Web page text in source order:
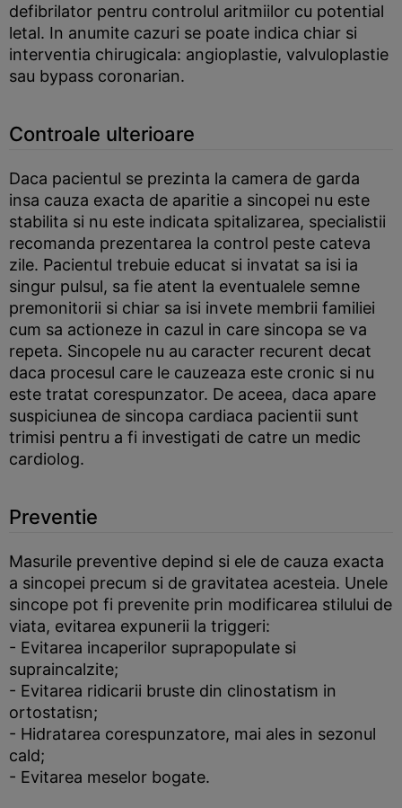
defibrilator pentru controlul aritmiilor cu potential
letal. In anumite cazuri se poate indica chiar si
interventia chirugicala: angioplastie, valvuloplastie
sau bypass coronarian.
Controale ulterioare
Daca pacientul se prezinta la camera de garda
insa cauza exacta de aparitie a sincopei nu este
stabilita si nu este indicata spitalizarea, specialistii
recomanda prezentarea la control peste cateva
zile. Pacientul trebuie educat si invatat sa isi ia
singur pulsul, sa fie atent la eventualele semne
premonitorii si chiar sa isi invete membrii familiei
cum sa actioneze in cazul in care sincopa se va
repeta. Sincopele nu au caracter recurent decat
daca procesul care le cauzeaza este cronic si nu
este tratat corespunzator. De aceea, daca apare
suspiciunea de sincopa cardiaca pacientii sunt
trimisi pentru a fi investigati de catre un medic
cardiolog.
Preventie
Masurile preventive depind si ele de cauza exacta
a sincopei precum si de gravitatea acesteia. Unele
sincope pot fi prevenite prin modificarea stilului de
viata, evitarea expunerii la triggeri:
- Evitarea incaperilor suprapopulate si
supraincalzite;
- Evitarea ridicarii bruste din clinostatism in
ortostatisn;
- Hidratarea corespunzatore, mai ales in sezonul
cald;
- Evitarea meselor bogate.